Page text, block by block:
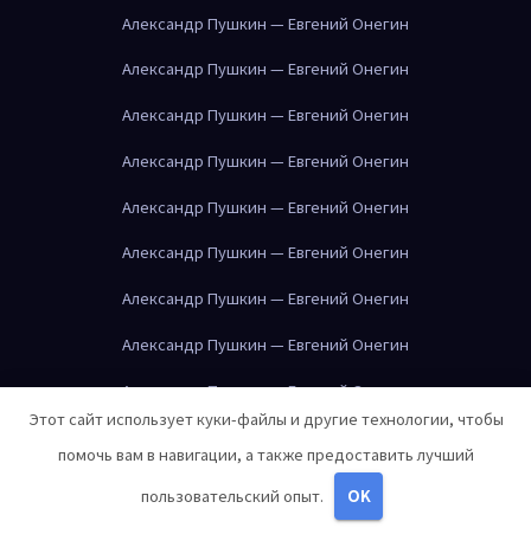
Александр Пушкин — Евгений Онегин
Александр Пушкин — Евгений Онегин
Александр Пушкин — Евгений Онегин
Александр Пушкин — Евгений Онегин
Александр Пушкин — Евгений Онегин
Александр Пушкин — Евгений Онегин
Александр Пушкин — Евгений Онегин
Александр Пушкин — Евгений Онегин
Александр Пушкин — Евгений Онегин
Александр Пушкин — Евгений Онегин
Александр Пушкин — Евгений Онегин
Альбер Камю — Посторонний
Этот сайт использует куки-файлы и другие технологии, чтобы
помочь вам в навигации, а также предоставить лучший
пользовательский опыт.
OK